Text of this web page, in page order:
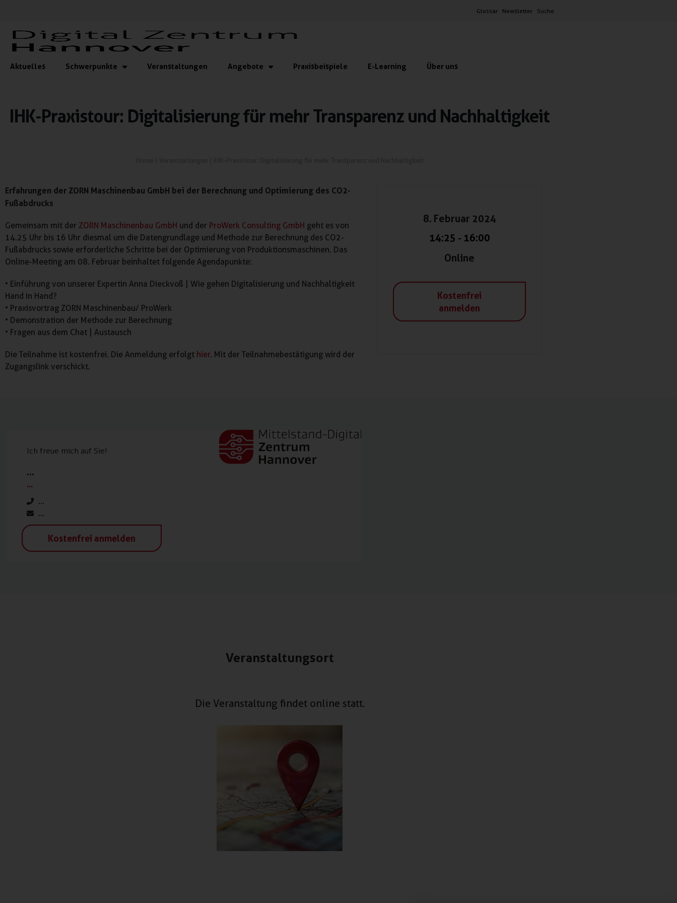
Glossar Newsletter Suche
Aktuelles Schwerpunkte Veranstaltungen Angebote Praxisbeispiele E-Learning Über uns
IHK-Praxistour: Digitalisierung für mehr Transparenz und Nachhaltigkeit
Erfahrungen der ZORN Maschinenbau GmbH bei der Berechnung und Optimierung des CO2-
Fußabdrucks
Gemeinsam mit der ZORN Maschinenbau GmbH und der ProWerk Consulting GmbH geht es von
14.25 Uhr bis 16 Uhr diesmal um die Datengrundlage und Methode zur Berechnung des CO2-
Fußabdrucks sowie erforderliche Schritte bei der Optimierung von Produktionsmaschinen. Das
Online-Meeting am 08. Februar beinhaltet folgende Agendapunkte:
• Einführung von unserer Expertin Anna Dieckvoß | Wie gehen Digitalisierung und Nachhaltigkeit
Hand in Hand?
• Praxisvortrag ZORN Maschinenbau/ ProWerk
• Demonstration der Methode zur Berechnung
• Fragen aus dem Chat | Austausch
Die Teilnahme ist kostenfrei. Die Anmeldung erfolgt hier. Mit der Teilnahmebestätigung wird der
Zugangslink verschickt.
8. Februar 2024
14:25 - 16:00
Online
Kostenfrei
anmelden
Ich freue mich auf Sie!
...
...
...
...
Kostenfrei anmelden
Veranstaltungsort
Die Veranstaltung findet online statt.